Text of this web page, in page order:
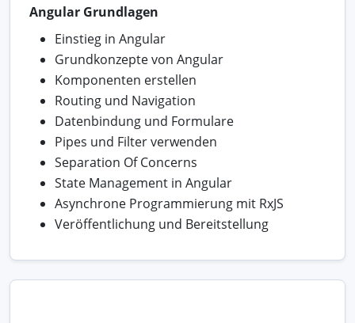
Angular Grundlagen
Einstieg in Angular
Grundkonzepte von Angular
Komponenten erstellen
Routing und Navigation
Datenbindung und Formulare
Pipes und Filter verwenden
Separation Of Concerns
State Management in Angular
Asynchrone Programmierung mit RxJS
Veröffentlichung und Bereitstellung